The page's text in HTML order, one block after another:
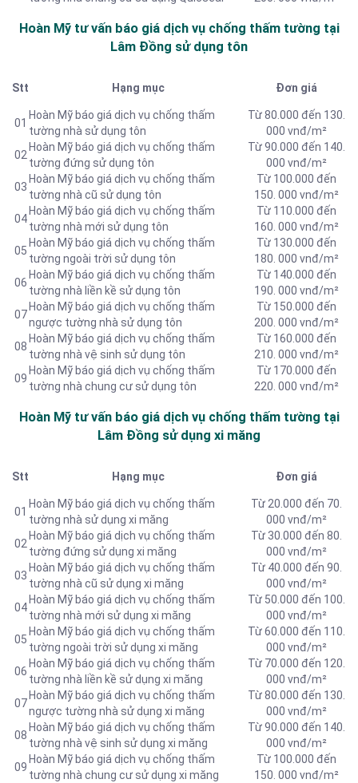
Hoàn Mỹ tư vấn báogiá dịch vụ chống thấm tường tại
Lâm Đồng sử dụng tôn
Stt Hạng mục Đơn giá
01
Hoàn Mỹ báo giá dịch vụ chống thấm
tường nhà sử dụng tôn
Từ 80.000 đến 130.
000 vnđ/m²
02
Hoàn Mỹ báo giá dịch vụ chống thấm
tường đứng sử dụng tôn
Từ 90.000 đến 140.
000 vnđ/m²
03
Hoàn Mỹ báo giá dịch vụ chống thấm
tường nhà cũ sử dụng tôn
Từ 100.000 đến
150. 000 vnđ/m²
04
Hoàn Mỹ báo giá dịch vụ chống thấm
tường nhà mới sử dụng tôn
Từ 110.000 đến
160. 000 vnđ/m²
05
Hoàn Mỹ báo giá dịch vụ chống thấm
tường ngoài trời sử dụng tôn
Từ 130.000 đến
180. 000 vnđ/m²
06
Hoàn Mỹ báo giá dịch vụ chống thấm
tường nhà liền kề sử dụng tôn
Từ 140.000 đến
190. 000 vnđ/m²
07
Hoàn Mỹ báo giá dịch vụ chống thấm
ngược tường nhà sử dụng tôn
Từ 150.000 đến
200. 000 vnđ/m²
08
Hoàn Mỹ báo giá dịch vụ chống thấm
tường nhà vệ sinh sử dụng tôn
Từ 160.000 đến
210. 000 vnđ/m²
09
Hoàn Mỹ báo giá dịch vụ chống thấm
tường nhà chung cư sử dụng tôn
Từ 170.000 đến
220. 000 vnđ/m²
Hoàn Mỹ tư vấn báogiá dịch vụ chống thấm tường tại
Lâm Đồng sử dụng xi măng
Stt Hạng mục Đơn giá
01
Hoàn Mỹ báo giá dịch vụ chống thấm
tường nhà sử dụng xi măng
Từ 20.000 đến 70.
000 vnđ/m²
02
Hoàn Mỹ báo giá dịch vụ chống thấm
tường đứng sử dụng xi măng
Từ 30.000 đến 80.
000 vnđ/m²
03
Hoàn Mỹ báo giá dịch vụ chống thấm
tường nhà cũ sử dụng xi măng
Từ 40.000 đến 90.
000 vnđ/m²
04
Hoàn Mỹ báo giá dịch vụ chống thấm
tường nhà mới sử dụng xi măng
Từ 50.000 đến 100.
000 vnđ/m²
05
Hoàn Mỹ báo giá dịch vụ chống thấm
tường ngoài trời sử dụng xi măng
Từ 60.000 đến 110.
000 vnđ/m²
06
Hoàn Mỹ báo giá dịch vụ chống thấm
tường nhà liền kề sử dụng xi măng
Từ 70.000 đến 120.
000 vnđ/m²
07
Hoàn Mỹ báo giá dịch vụ chống thấm
ngược tường nhà sử dụng xi măng
Từ 80.000 đến 130.
000 vnđ/m²
08
Hoàn Mỹ báo giá dịch vụ chống thấm
tường nhà vệ sinh sử dụng xi măng
Từ 90.000 đến 140.
000 vnđ/m²
09
Hoàn Mỹ báo giá dịch vụ chống thấm
tường nhà chung cư sử dụng xi măng
Từ 100.000 đến
150. 000 vnđ/m²